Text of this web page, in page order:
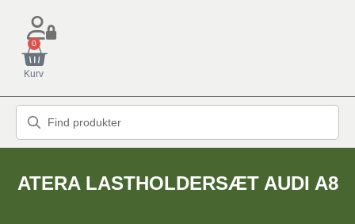
0
Kurv
ATERA LASTHOLDERSÆT AUDI A8